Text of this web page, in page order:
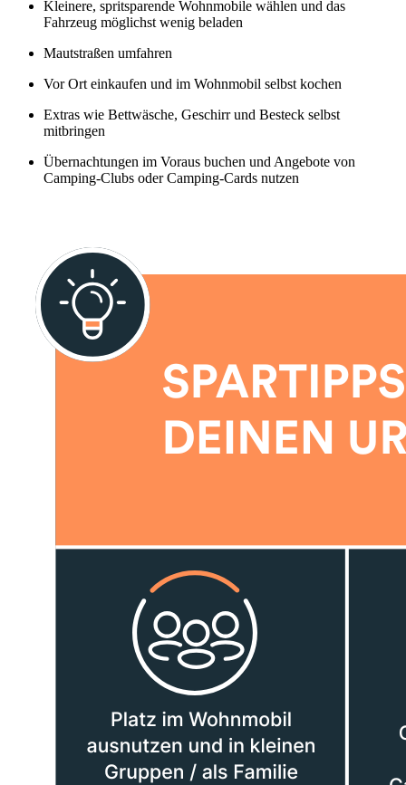
Kleinere, spritsparende Wohnmobile wählen und das
Fahrzeug möglichst wenig beladen
Mautstraßen umfahren
Vor Ort einkaufen und im Wohnmobil selbst kochen
Extras wie Bettwäsche, Geschirr und Besteck selbst
mitbringen
Übernachtungen im Voraus buchen und Angebote von
Camping-Clubs oder Camping-Cards nutzen